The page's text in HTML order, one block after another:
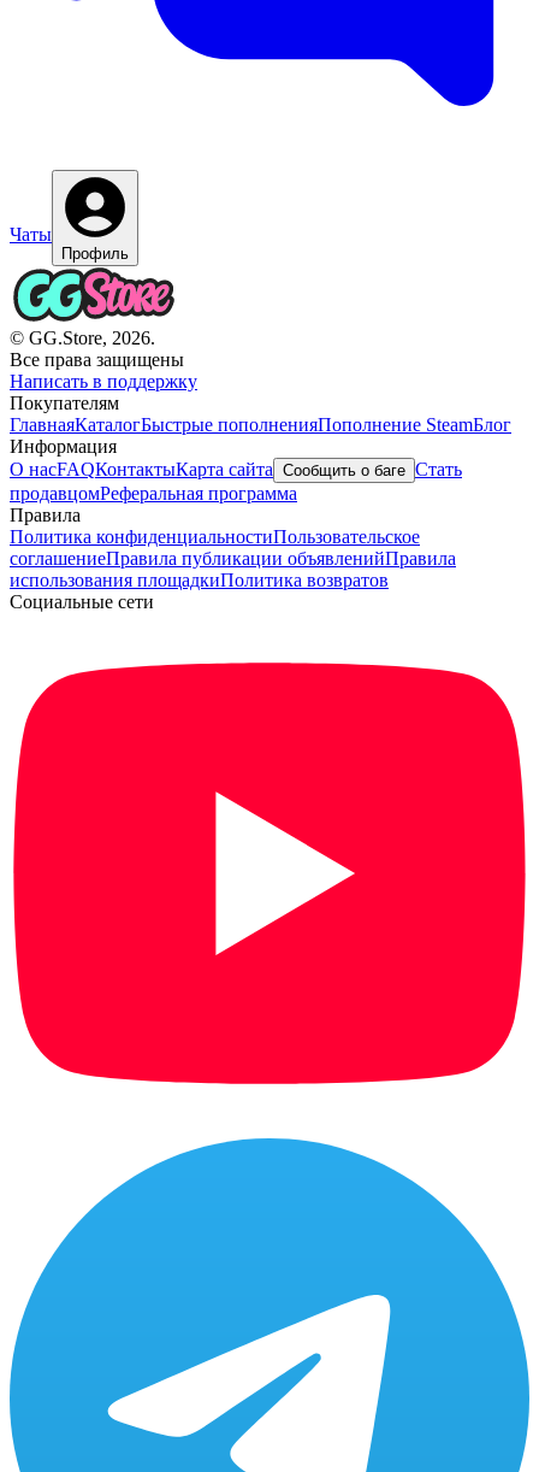
Чаты
Профиль
© GG.Store, 2026.
Все права защищены
Написать в поддержку
Покупателям
ГлавнаяКаталогБыстрые пополненияПополнение SteamБлог
Информация
О насFAQКонтактыКарта сайта Сообщить о баге Стать
продавцомРеферальная программа
Правила
Политика конфиденциальностиПользовательское
соглашениеПравила публикации объявленийПравила
использования площадкиПолитика возвратов
Социальные сети